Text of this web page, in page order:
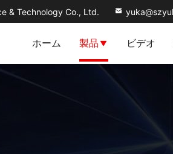
& Technology Co., Ltd.
ホーム 製品 ビデオ